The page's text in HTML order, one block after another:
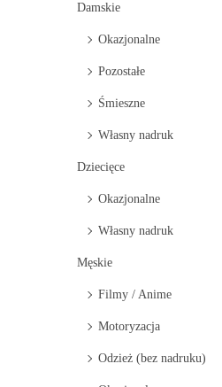
o
Damskie
Okazjonalne
Pozostałe
Śmieszne
Własny nadruk
Dziecięce
Okazjonalne
Własny nadruk
Męskie
Filmy / Anime
Motoryzacja
Odzież (bez nadruku)